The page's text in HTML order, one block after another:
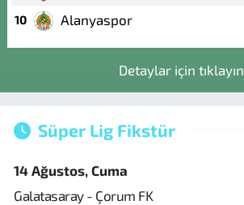
10 Alanyaspor
Detaylar için tıklayın
Süper Lig Fikstür
14 Ağustos, Cuma
Galatasaray - Çorum FK